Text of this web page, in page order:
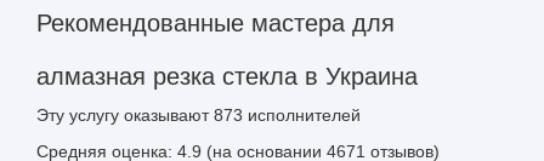
Рекомендованные мастера для
алмазная резка стекла в Украина
Эту услугу оказывают873 исполнителей
Средняя оценка: 4.9 (на основании 4671 отзывов)